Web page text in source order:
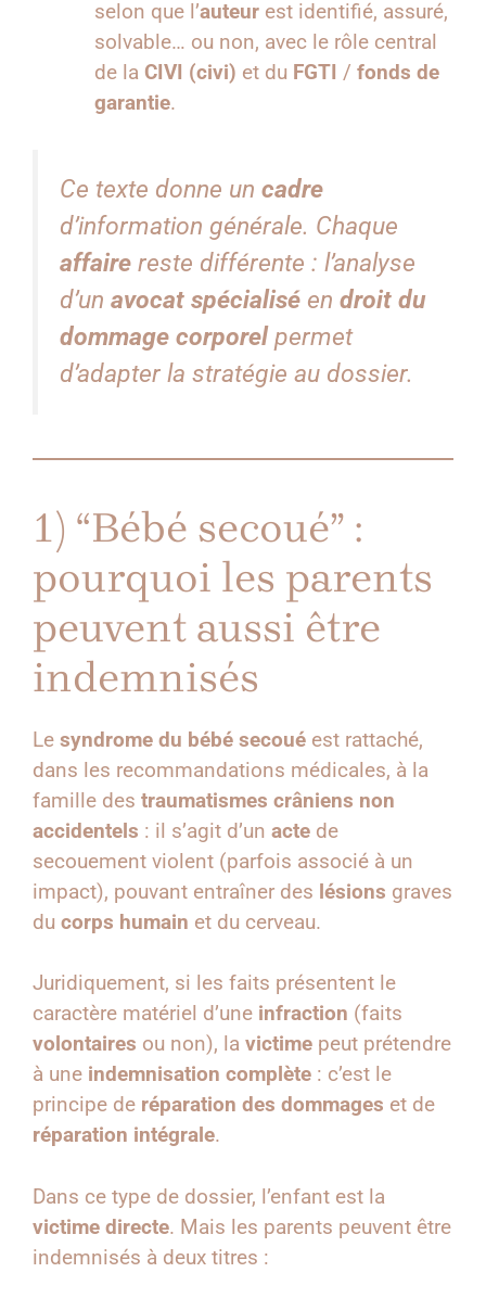
selon que l’auteur est identifié, assuré,
solvable… ou non, avec le rôle central
de la CIVI (civi) et du FGTI / fonds de
garantie.
Ce texte donne un cadre
d’information générale. Chaque
affaire reste différente : l’analyse
d’un avocat spécialisé en droit du
dommage corporelpermet
d’adapter la stratégie au dossier.
1) “Bébé secoué” :
pourquoi les parents
peuvent aussi être
indemnisés
Le syndrome du bébé secoué est rattaché,
dans les recommandations médicales, à la
famille des traumatismes crâniens non
accidentels : il s’agit d’un acte de
secouement violent (parfois associé à un
impact), pouvant entraîner des lésions graves
du corps humain et du cerveau.
Juridiquement, si les faits présentent le
caractère matériel d’une infraction (faits
volontaires ou non), la victime peut prétendre
à une indemnisation complète : c’est le
principe de réparation des dommages et de
réparation intégrale.
Dans ce type de dossier, l’enfant est la
victime directe. Mais les parents peuvent être
indemnisés à deux titres :